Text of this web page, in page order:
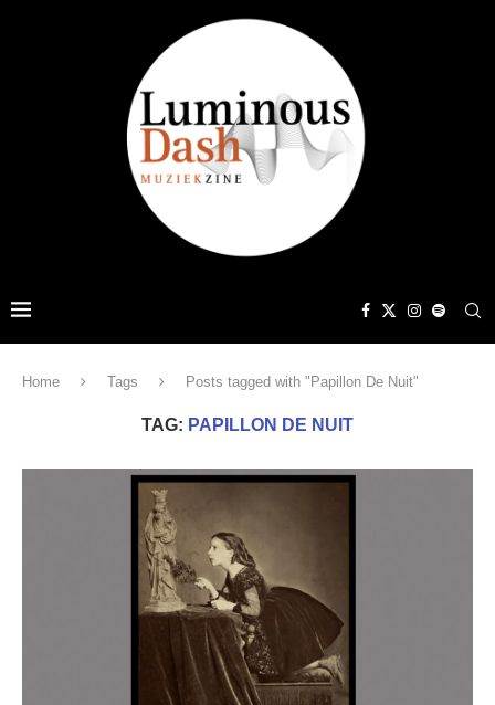
Home Tags Posts tagged with "Papillon De Nuit"
TAG: PAPILLON DE NUIT